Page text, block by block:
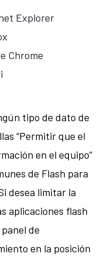
Explorer
Chrome
tipo de dato de
“Permitir que el
en el equipo”
de Flash para
desea limitar la
aplicaciones flash
de
en la posición